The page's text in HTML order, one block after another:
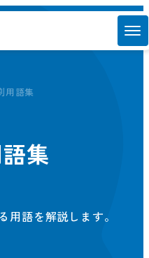
用語集
集
用語を解説します。